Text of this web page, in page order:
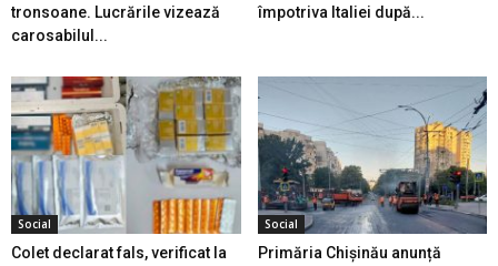
tronsoane. Lucrările vizează
carosabilul...
împotriva Italiei după...
Social
Colet declarat fals, verificat la
Social
Primăria Chișinău anunță